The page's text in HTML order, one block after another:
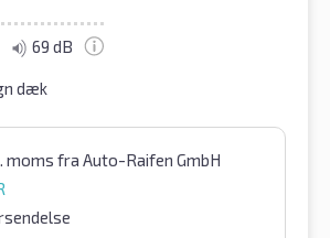
69 dB
dæk
moms fra Auto-Raifen GmbH